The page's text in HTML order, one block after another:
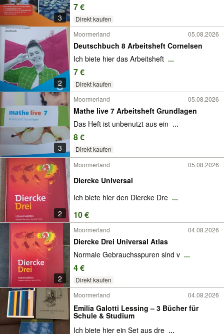
3
7 €
Direkt kaufen
2
Moormerland 05.08.2026
Deutschbuch 8 Arbeitsheft Cornelsen
Ich biete hier das Arbeitsheft ...
7 €
Direkt kaufen
3
Moormerland 05.08.2026
Mathe live 7 Arbeitsheft Grundlagen
Das Heft ist unbenutzt aus ein ...
8 €
Direkt kaufen
2
Moormerland 05.08.2026
Diercke Universal
Ich biete hier den Diercke Dre ...
10 €
2
Moormerland 04.08.2026
Diercke Drei Universal Atlas
Normale Gebrauchsspuren sind v ...
4 €
Direkt kaufen
Moormerland
04.08.2026
Emilia Galotti Lessing – 3 Bücher für
Schule & Studium
Ich biete hier ein Set aus dre ...